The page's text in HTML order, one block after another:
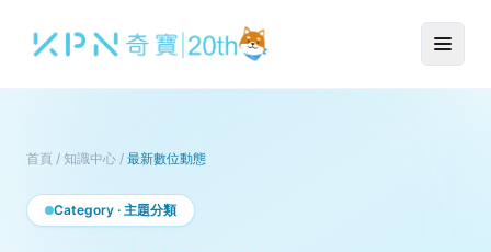
首頁 / 知識中心 / 最新數位動態
Category · 主題分類